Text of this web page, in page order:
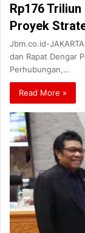
Rp176
Proyek
Jbm.co.id-
dan Rapat Dengar
Perhubungan,…
Read More »